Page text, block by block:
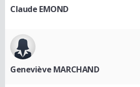
Claude EMOND
Geneviève MARCHAND